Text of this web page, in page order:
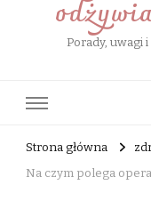
Porady, uwagi
Strona główna
Na czym polega